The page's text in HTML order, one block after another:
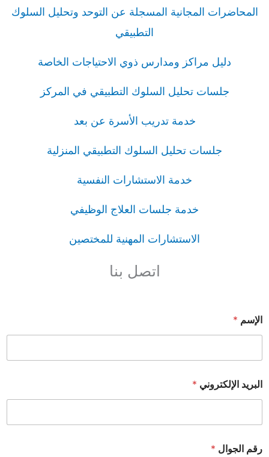
المحاضرات المجانية المسجلة عن التوحد وتحليل السلوك
التطبيقي
دليل مراكز ومدارس ذوي الاحتياجات الخاصة
جلسات تحليل السلوك التطبيقي في المركز
خدمة تدريب الأسرة عن بعد
جلسات تحليل السلوك التطبيقي المنزلية
خدمة الاستشارات النفسية
خدمة جلسات العلاج الوظيفي
الاستشارات المهنية للمختصين
اتصل بنا
الإسم *
البريد الإلكتروني *
رقم الجوال *